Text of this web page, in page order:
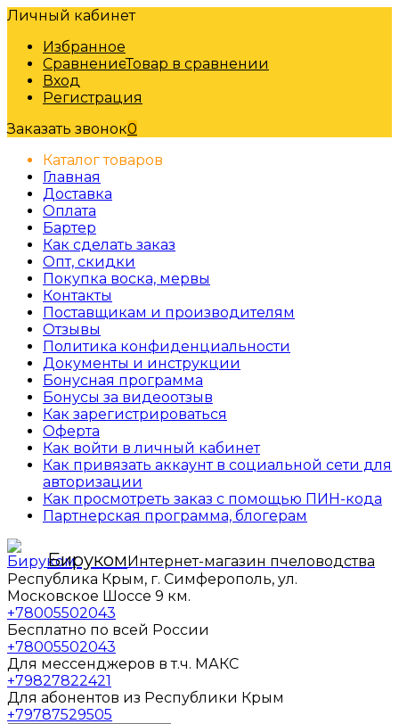
Личный кабинет
Избранное
СравнениеТовар в сравнении
Вход
Регистрация
Заказать звонок0
Каталог товаров
Главная
Доставка
Оплата
Бартер
Как сделать заказ
Опт, скидки
Покупка воска, мервы
Контакты
Поставщикам и производителям
Отзывы
Политика конфиденциальности
Документы и инструкции
Бонусная программа
Бонусы за видеоотзыв
Как зарегистрироваться
Оферта
Как войти в личный кабинет
Как привязать аккаунт в социальной сети для
авторизации
Как просмотреть заказ с помощью ПИН-кода
Партнерская программа, блогерам
БирукомИнтернет-магазин пчеловодства
Республика Крым, г. Симферополь, ул.
Московское Шоссе 9 км.
+78005502043
Бесплатно по всей России
+78005502043
Для мессенджеров в т.ч. МАКС
+79827822421
Для абонентов из Республики Крым
+79787529505